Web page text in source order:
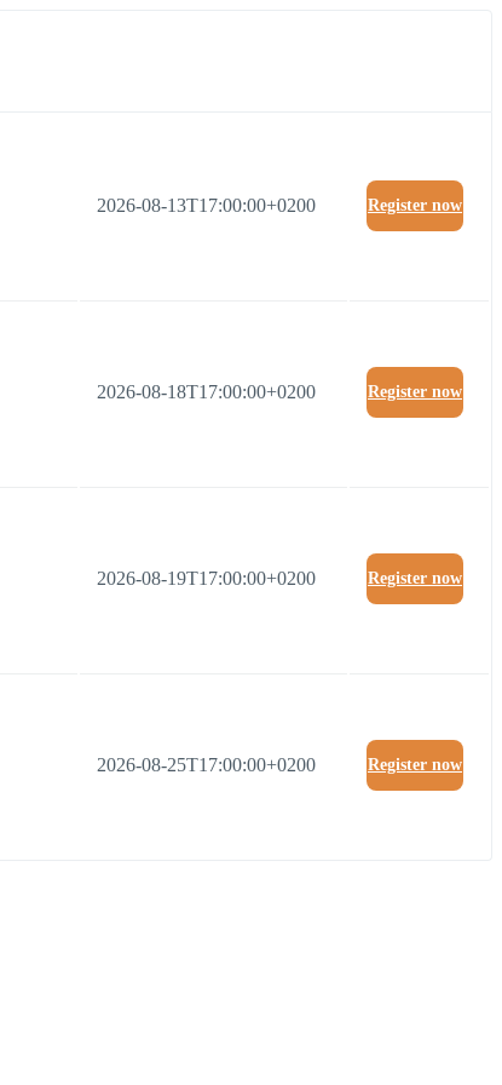
2026-08-13T17:00:00+0200 Register now
2026-08-18T17:00:00+0200 Register now
2026-08-19T17:00:00+0200 Register now
2026-08-25T17:00:00+0200 Register now